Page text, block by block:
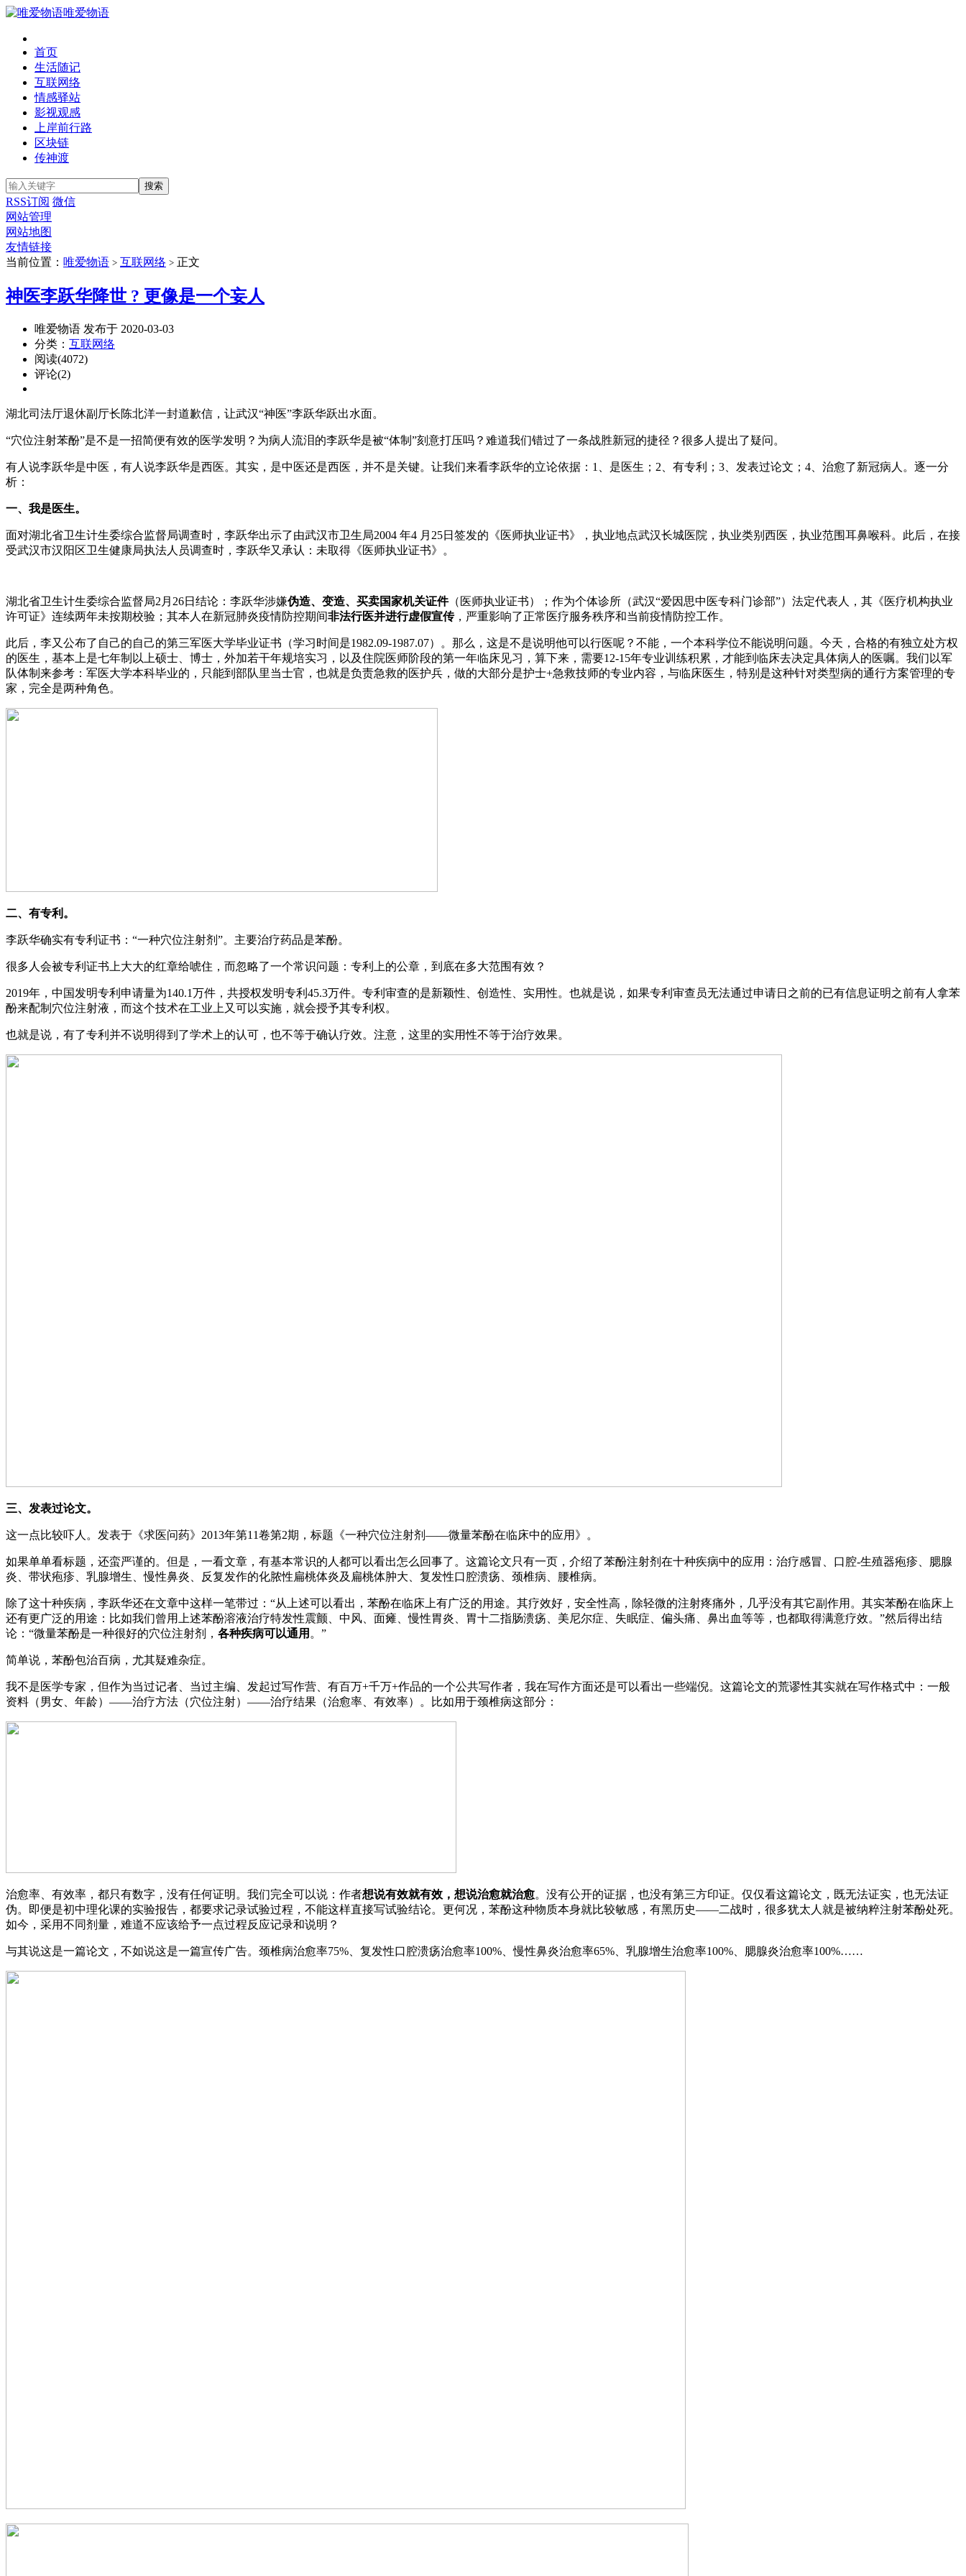
唯爱物语
首页
生活随记
互联网络
情感驿站
影视观感
上岸前行路
区块链
传神渡
RSS订阅 微信
网站管理
网站地图
友情链接
当前位置： 唯爱物语 > 互联网络 > 正文
神医李跃华降世 ? 更像是一个妄人
唯爱物语 发布于 2020-03-03
分类： 互联网络
阅读(4072)
评论(2)
湖北司法厅退休副厅长陈北洋一封道歉信，让武汉“神医”李跃华跃出水面。
“穴位注射苯酚”是不是一招简便有效的医学发明？为病人流泪的李跃华是被“体制”刻意打压吗？难道我们错过了一条战胜新冠的捷径？很多人提出了疑问。
有人说李跃华是中医，有人说李跃华是西医。其实，是中医还是西医，并不是关键。让我们来看李跃华的立论依据：1、是医生；2、有专利；3、发表过论文；4、治愈了新冠病人。逐一分
析：
一、我是医生。
面对湖北省卫生计生委综合监督局调查时，李跃华出示了由武汉市卫生局2004 年4 月25日签发的《医师执业证书》，执业地点武汉长城医院，执业类别西医，执业范围耳鼻喉科。此后，在接
受武汉市汉阳区卫生健康局执法人员调查时，李跃华又承认：未取得《医师执业证书》。
湖北省卫生计生委综合监督局2月26日结论：李跃华涉嫌伪造、变造、买卖国家机关证件（医师执业证书）；作为个体诊所（武汉“爱因思中医专科门诊部”）法定代表人，其《医疗机构执业
许可证》连续两年未按期校验；其本人在新冠肺炎疫情防控期间非法行医并进行虚假宣传，严重影响了正常医疗服务秩序和当前疫情防控工作。
此后，李又公布了自己的自己的第三军医大学毕业证书（学习时间是1982.09-1987.07）。那么，这是不是说明他可以行医呢？不能，一个本科学位不能说明问题。今天，合格的有独立处方权
的医生，基本上是七年制以上硕士、博士，外加若干年规培实习，以及住院医师阶段的第一年临床见习，算下来，需要12-15年专业训练积累，才能到临床去决定具体病人的医嘱。我们以军
队体制来参考：军医大学本科毕业的，只能到部队里当士官，也就是负责急救的医护兵，做的大部分是护士+急救技师的专业内容，与临床医生，特别是这种针对类型病的通行方案管理的专
家，完全是两种角色。
二、有专利。
李跃华确实有专利证书：“一种穴位注射剂”。主要治疗药品是苯酚。
很多人会被专利证书上大大的红章给唬住，而忽略了一个常识问题：专利上的公章，到底在多大范围有效？
2019年，中国发明专利申请量为140.1万件，共授权发明专利45.3万件。专利审查的是新颖性、创造性、实用性。也就是说，如果专利审查员无法通过申请日之前的已有信息证明之前有人拿苯
酚来配制穴位注射液，而这个技术在工业上又可以实施，就会授予其专利权。
也就是说，有了专利并不说明得到了学术上的认可，也不等于确认疗效。注意，这里的实用性不等于治疗效果。
三、发表过论文。
这一点比较吓人。发表于《求医问药》2013年第11卷第2期，标题《一种穴位注射剂——微量苯酚在临床中的应用》。
如果单单看标题，还蛮严谨的。但是，一看文章，有基本常识的人都可以看出怎么回事了。这篇论文只有一页，介绍了苯酚注射剂在十种疾病中的应用：治疗感冒、口腔-生殖器疱疹、腮腺
炎、带状疱疹、乳腺增生、慢性鼻炎、反复发作的化脓性扁桃体炎及扁桃体肿大、复发性口腔溃疡、颈椎病、腰椎病。
除了这十种疾病，李跃华还在文章中这样一笔带过：“从上述可以看出，苯酚在临床上有广泛的用途。其疗效好，安全性高，除轻微的注射疼痛外，几乎没有其它副作用。其实苯酚在临床上
还有更广泛的用途：比如我们曾用上述苯酚溶液治疗特发性震颤、中风、面瘫、慢性胃炎、胃十二指肠溃疡、美尼尔症、失眠症、偏头痛、鼻出血等等，也都取得满意疗效。”然后得出结
论：“微量苯酚是一种很好的穴位注射剂， 各种疾病可以通用 。”
简单说，苯酚包治百病，尤其疑难杂症。
我不是医学专家，但作为当过记者、当过主编、发起过写作营、有百万+千万+作品的一个公共写作者，我在写作方面还是可以看出一些端倪。这篇论文的荒谬性其实就在写作格式中：一般
资料（男女、年龄）——治疗方法（穴位注射）——治疗结果（治愈率、有效率）。比如用于颈椎病这部分：
治愈率、有效率，都只有数字，没有任何证明。我们完全可以说：作者想说有效就有效，想说治愈就治愈。没有公开的证据，也没有第三方印证。仅仅看这篇论文，既无法证实，也无法证
伪。即便是初中理化课的实验报告，都要求记录试验过程，不能这样直接写试验结论。更何况，苯酚这种物质本身就比较敏感，有黑历史——二战时，很多犹太人就是被纳粹注射苯酚处死。
如今，采用不同剂量，难道不应该给予一点过程反应记录和说明？
与其说这是一篇论文，不如说这是一篇宣传广告。颈椎病治愈率75%、复发性口腔溃疡治愈率100%、慢性鼻炎治愈率65%、乳腺增生治愈率100%、腮腺炎治愈率100%……